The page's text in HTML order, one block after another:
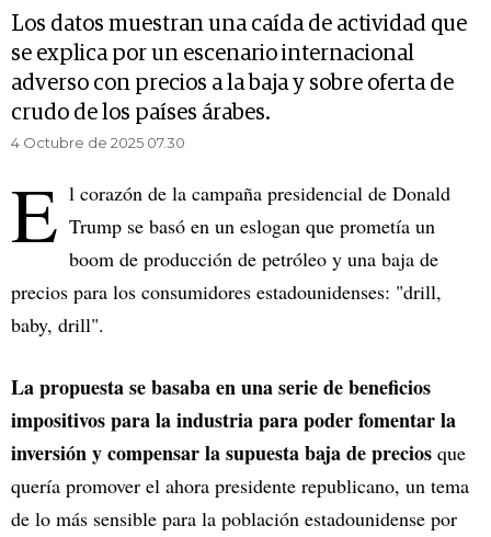
Los datos muestran una caída de actividad que
se explica por un escenario internacional
adverso con precios a la baja y sobre oferta de
crudo de los países árabes.
4 Octubre de 2025 07.30
E l corazón de la campaña presidencial de Donald
Trump se basó en un eslogan que prometía un
boom de producción de petróleo y una baja de
precios para los consumidores estadounidenses: "drill,
baby, drill".
La propuesta se basaba en una serie de beneficios
impositivos para la industria para poder fomentar la
inversión y compensar la supuesta baja de precios que
quería promover el ahora presidente republicano, un tema
de lo más sensible para la población estadounidense por